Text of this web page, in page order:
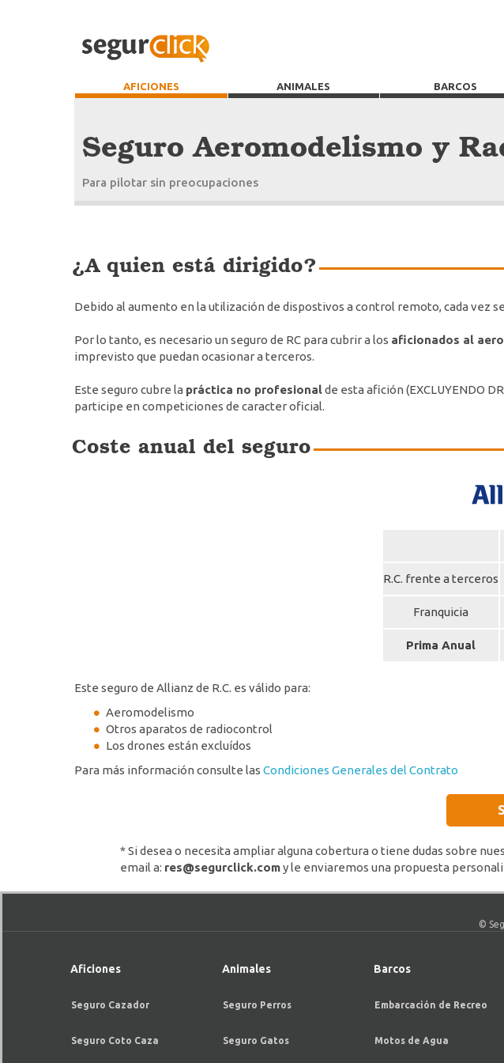
AFICIONES ANIMALES BARCOS
Seguro Aeromodelismo y
Para pilotar sin preocupaciones
¿A quien está dirigido?
Debido al aumento en la utilización de dispostivos a control remoto, cada vez
Por lo tanto, es necesario un seguro de RC para cubrir a los aficionados al
imprevisto que puedan ocasionar a terceros.
Este seguro cubre la práctica no profesionalde esta afición (EXCLUYENDO
participe en competiciones de caracter oficial.
Coste anual del seguro
R.C. frente a terceros
Franquicia
Prima Anual
Este seguro de Allianz de R.C. es válido para:
Aeromodelismo
Otros aparatos de radiocontrol
Los drones están excluídos
Para más información consulte lasCondiciones Generales del Contrato
* Si desea o necesita ampliar alguna cobertura o tiene dudas sobre
email a: res@segurclick.comy le enviaremos una propuesta
©
Aficiones
Seguro Cazador
Seguro Coto Caza
Animales
Seguro Perros
Seguro Gatos
Barcos
Embarcación de Recreo
Motos de Agua